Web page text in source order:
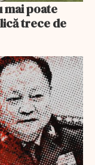
mai poate
trece de